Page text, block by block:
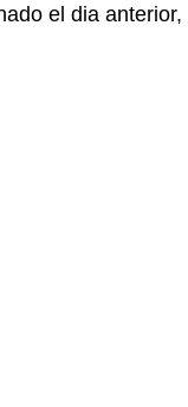
el dia